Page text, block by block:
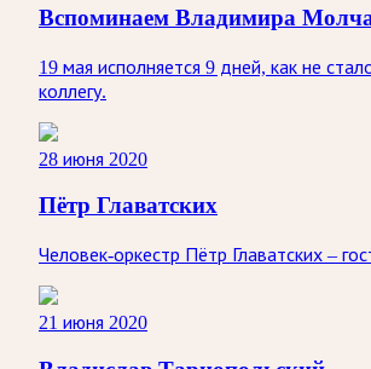
Вспоминаем Владимира
19 мая исполняется 9 дней, как не
коллегу.
28 июня 2020
Пётр Главатских
Человек-оркестр Пётр Главатских –
21 июня 2020